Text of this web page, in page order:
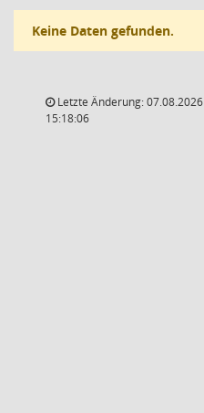
Keine Daten gefunden.
Letzte Änderung: 07.08.2026
15:18:06